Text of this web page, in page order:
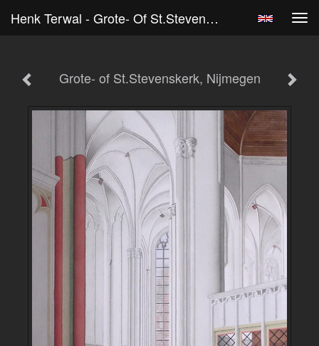
Henk Terwal - Grote- Of St.Stevenskerk, Nijmegen
Grote- of St.Stevenskerk, Nijmegen